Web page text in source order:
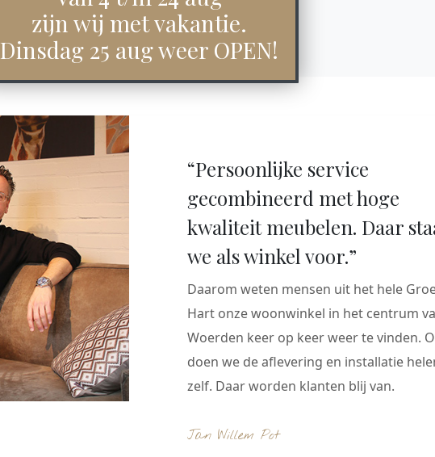
“Persoonlijke service
gecombineerd met hoge
kwaliteit meubelen. Daar
we als winkel voor.”
Daarom weten mensen uit het hele
Hart onze woonwinkel in het centrum
Woerden keer op keer weer te vinden.
doen we de aflevering en installatie
zelf. Daar worden klanten blij van.
Jan Willem Pot
zijn wij met vakantie.
Dinsdag 25 aug weer OPEN!